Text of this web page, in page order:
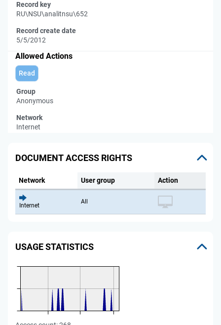
Record key
RU\NSU\analitnsu\652
Record create date
5/5/2012
Allowed Actions
Read
Group
Anonymous
Network
Internet
DOCUMENT ACCESS RIGHTS
Network User group Action
Internet
All
USAGE STATISTICS